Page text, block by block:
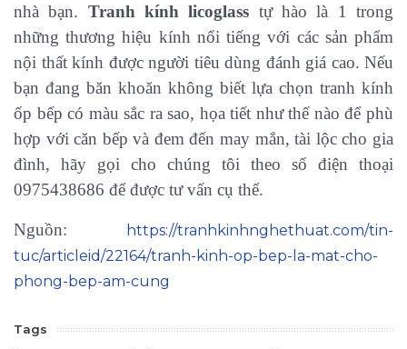
nhà bạn. Tranh kính licoglass tự hào là 1 trong
những thương hiệu kính nổi tiếng với các sản phẩm
nội thất kính được người tiêu dùng đánh giá cao. Nếu
bạn đang băn khoăn không biết lựa chọn tranh kính
ốp bếp có màu sắc ra sao, họa tiết như thế nào để phù
hợp với căn bếp và đem đến may mắn, tài lộc cho gia
đình, hãy gọi cho chúng tôi theo số điện thoại
0975438686 để được tư vấn cụ thể.
Nguồn:
https://tranhkinhnghethuat.com/tin-
tuc/articleid/22164/tranh-kinh-op-bep-la-mat-cho-
phong-bep-am-cung
Tags